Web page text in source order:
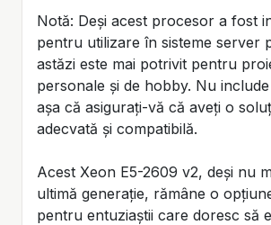
Notă: Deși acest procesor a fost
pentru utilizare în sisteme server
astăzi este mai potrivit pentru
personale și de hobby. Nu
așa că asigurați-vă că aveți o
adecvată și compatibilă.
Acest Xeon E5-2609 v2, deși nu
ultimă generație, rămâne o
pentru entuziaștii care doresc să